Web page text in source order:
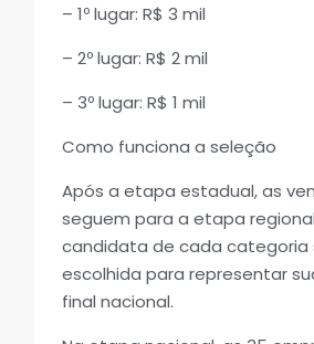
– 1º lugar: R$ 3 mil
– 2º lugar: R$ 2 mil
– 3º lugar: R$ 1 mil
Como funciona a seleção
Após a etapa estadual, as
seguem para a etapa
candidata de cada categoria
escolhida para representar
final nacional.